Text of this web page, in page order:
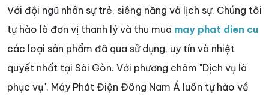
Với đội ngũ nhân sự trẻ, siêng năng và lịch sự. Chúng tôi
tự hào là đơn vị thanh lý và thu mua may phat dien cu
các loại sản phẩm đã qua sử dụng, uy tín và nhiệt
quyết nhất tại Sài Gòn. Với phương châm "Dịch vụ là
phục vụ". Máy Phát Điện Đông Nam Á luôn tự hào về